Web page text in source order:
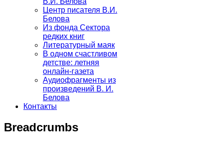
Центр писателя В.И.
Белова
Из фонда Сектора
редких книг
Литературный маяк
В одном счастливом
детстве: летняя
онлайн-газета
Аудиофрагменты из
произведений В. И.
Белова
Контакты
Breadcrumbs